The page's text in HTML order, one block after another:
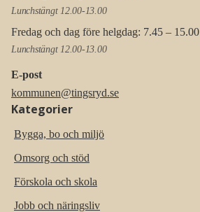
Lunchstängt 12.00-13.00
Fredag och dag före helgdag: 7.45 – 15.00
Lunchstängt 12.00-13.00
E-post
kommunen@tingsryd.se
Kategorier
Bygga, bo och miljö
Omsorg och stöd
Förskola och skola
Jobb och näringsliv